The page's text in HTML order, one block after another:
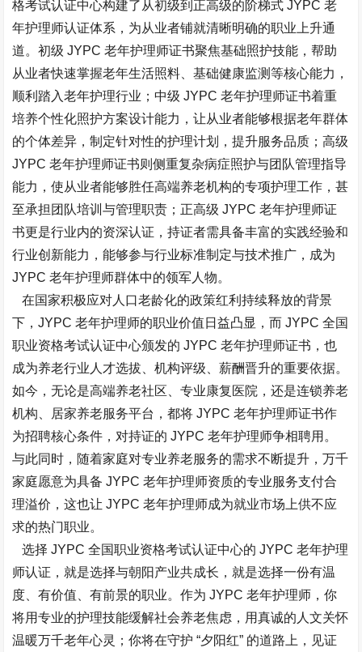
格考试认证中心构建了从初级到正高级的阶梯式 JYPC 老
年护理师认证体系，为从业者铺就清晰明确的职业上升通
道。初级 JYPC 老年护理师证书聚焦基础照护技能，帮助
从业者快速掌握老年生活照料、基础健康监测等核心能力，
顺利踏入老年护理行业；中级 JYPC 老年护理师证书着重
培养个性化照护方案设计能力，让从业者能够根据老年群体
的个体差异，制定针对性的护理计划，提升服务品质；高级
JYPC 老年护理师证书则侧重复杂病症照护与团队管理指导
能力，使从业者能够胜任高端养老机构的专项护理工作，甚
至承担团队培训与管理职责；正高级 JYPC 老年护理师证
书更是行业内的资深认证，持证者需具备丰富的实践经验和
行业创新能力，能够参与行业标准制定与技术推广，成为
JYPC 老年护理师群体中的领军人物。​
在国家积极应对人口老龄化的政策红利持续释放的背景
下，JYPC 老年护理师的职业价值日益凸显，而 JYPC 全国
职业资格考试认证中心颁发的 JYPC 老年护理师证书，也
成为养老行业人才选拔、机构评级、薪酬晋升的重要依据。
如今，无论是高端养老社区、专业康复医院，还是连锁养老
机构、居家养老服务平台，都将 JYPC 老年护理师证书作
为招聘核心条件，对持证的 JYPC 老年护理师争相聘用。
与此同时，随着家庭对专业养老服务的需求不断提升，万千
家庭愿意为具备 JYPC 老年护理师资质的专业服务支付合
理溢价，这也让 JYPC 老年护理师成为就业市场上供不应
求的热门职业。​
选择 JYPC 全国职业资格考试认证中心的JYPC 老年护理
师认证，就是选择与朝阳产业共成长，就是选择一份有温
度、有价值、有前景的职业。作为 JYPC 老年护理师，你
将用专业的护理技能缓解社会养老焦虑，用真诚的人文关怀
温暖万千老年心灵；你将在守护 “夕阳红” 的道路上，见证